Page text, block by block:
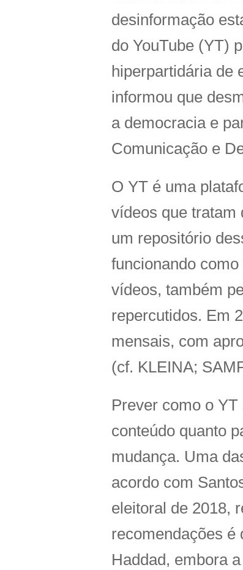
desinformação
do YouTube (YT)
hiperpartidária de
informou que
a democracia e
Comunicação e
O YT é uma
vídeos que tratam
um repositório
funcionando
vídeos, também
repercutidos. Em
mensais, com
(cf. KLEINA;
Prever como o
conteúdo quanto
mudança. Uma
acordo com
eleitoral de 2018,
recomendações é
Haddad, embora